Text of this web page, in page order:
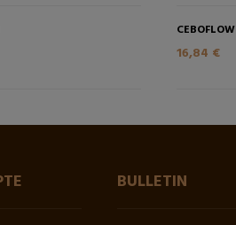
CEBOFLOW
16,84 €
BULLETIN